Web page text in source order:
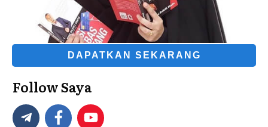
DAPATKAN SEKARANG
Follow Saya